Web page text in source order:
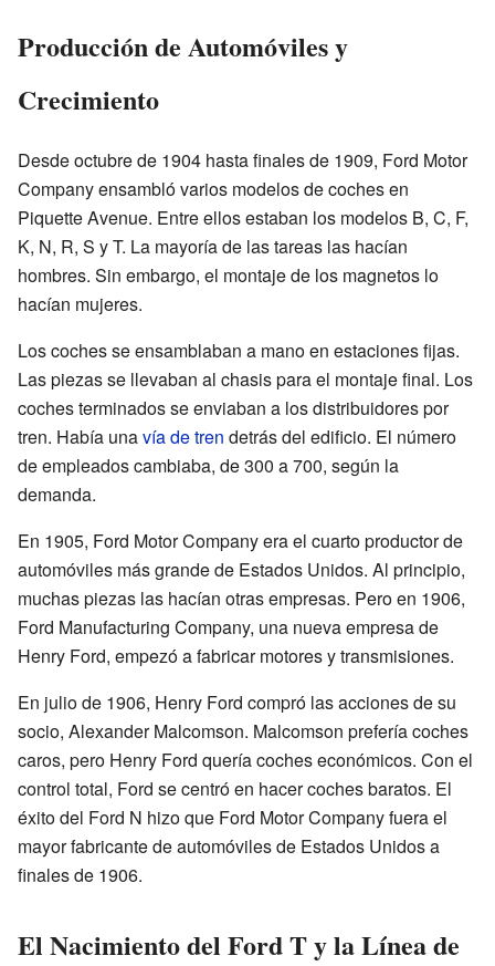
Producción de Automóviles y
Crecimiento
Desde octubre de 1904 hasta finales de 1909, Ford Motor
Company ensambló varios modelos de coches en
Piquette Avenue. Entre ellos estaban los modelos B, C, F,
K, N, R, S y T. La mayoría de las tareas las hacían
hombres. Sin embargo, el montaje de los magnetos lo
hacían mujeres.
Los coches se ensamblaban a mano en estaciones fijas.
Las piezas se llevaban al chasis para el montaje final. Los
coches terminados se enviaban a los distribuidores por
tren. Había unavía de tren detrás del edificio. El número
de empleados cambiaba, de 300 a 700, según la
demanda.
En 1905, Ford Motor Company era el cuarto productor de
automóviles más grande de Estados Unidos. Al principio,
muchas piezas las hacían otras empresas. Pero en 1906,
Ford Manufacturing Company, una nueva empresa de
Henry Ford, empezó a fabricar motores y transmisiones.
En julio de 1906, Henry Ford compró las acciones de su
socio, Alexander Malcomson. Malcomson prefería coches
caros, pero Henry Ford quería coches económicos. Con el
control total, Ford se centró en hacer coches baratos. El
éxito del Ford N hizo que Ford Motor Company fuera el
mayor fabricante de automóviles de Estados Unidos a
finales de 1906.
El Nacimiento del Ford T y la Línea de